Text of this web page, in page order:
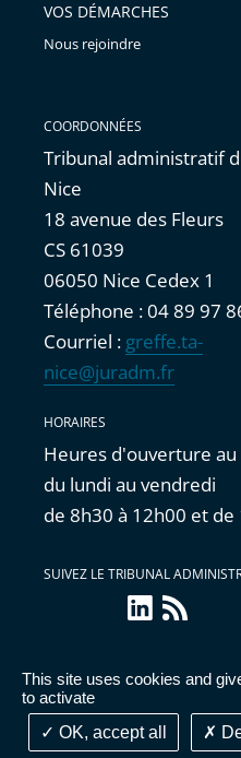
This site uses cookies and
to activate
OK, accept all
VOS DÉMARCHES
Nous rejoindre
COORDONNÉES
Tribunal administratif
Nice
18 avenue des Fleurs
CS 61039
06050 Nice Cedex 1
Téléphone : 04 89 97
Courriel : greffe.ta-
nice@juradm.fr
HORAIRES
Heures d'ouverture au
du lundi au vendredi
de 8h30 à 12h00 et
SUIVEZ LE TRIBUNAL
LinkedIn
Flux
RSS
Accessibilité :
légales|Cookies